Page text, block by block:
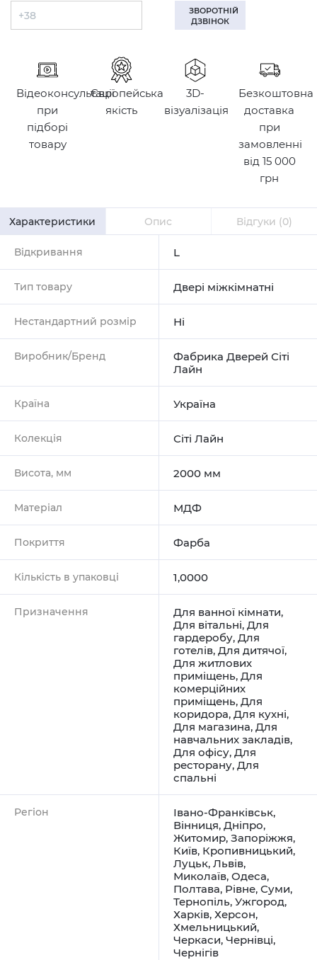
ЗВОРОТНІЙ
ДЗВІНОК
Відеоконсультації
при
підборі
товару
Європейська
якість
3D-
візуалізація
Безкоштовна
доставка
при
замовленні
від 15 000
грн
Характеристики Опис Відгуки (0)
Відкривання L
Тип товару Двері міжкімнатні
Нестандартний розмір Ні
Виробник/Бренд
Фабрика Дверей Сіті
Лайн
Країна Україна
Колекція Сіті Лайн
Висота, мм 2000 мм
Матеріал МДФ
Покриття Фарба
Кількість в упаковці 1,0000
Призначення Для ванної кімнати,
Для вітальні, Для
гардеробу, Для
готелів, Для дитячої,
Для житлових
приміщень, Для
комерційних
приміщень, Для
коридора, Для кухні,
Для магазина, Для
навчальних закладів,
Для офісу, Для
ресторану, Для
спальні
Регіон Івано-Франківськ,
Вінниця, Дніпро,
Житомир, Запоріжжя,
Київ, Кропивницький,
Луцьк, Львів,
Миколаїв, Одеса,
Полтава, Рівне, Суми,
Тернопіль, Ужгород,
Харків, Херсон,
Хмельницький,
Черкаси, Чернівці,
Чернігів